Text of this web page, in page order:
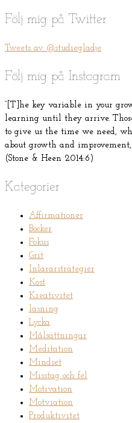
Följ mig på Twitter
Tweets av @studiegladje
Följ mig på Instagram
“[T]he key variable in your
learning until they arrive.
to give us the time we need,
about growth and
(Stone & Heen 2014:6)
Kategorier
Affirmationer
Böcker
Fokus
Grit
Inlärarstrategier
Kost
Kreativitet
läsning
Lycka
Målsättningar
Meditation
Mindset
Misstag och fel
Motivation
Motviation
Produktivitet